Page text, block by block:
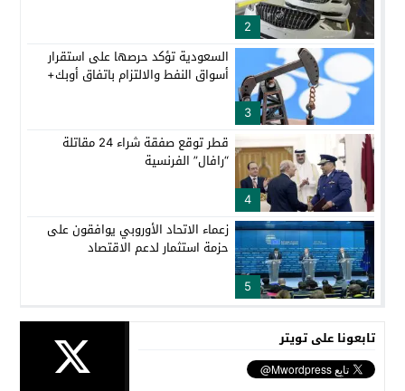
2
3
السعودية تؤكد حرصها على استقرار
أسواق النفط والالتزام باتفاق أوبك+
4
قطر توقع صفقة شراء 24 مقاتلة
“رافال” الفرنسية
5
زعماء الاتحاد الأوروبي يوافقون على
حزمة استثمار لدعم الاقتصاد
تابعونا على تويتر